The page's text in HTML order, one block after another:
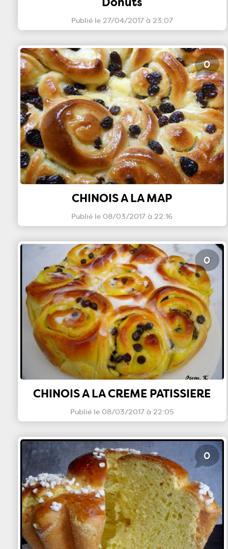
Publié le 27/04/2017 à 23:07
CHINOIS A LA MAP
Publié le 08/03/2017 à 22:16
0
CHINOIS A LA CREME PATISSIERE
Publié le 08/03/2017 à 22:05
0
0